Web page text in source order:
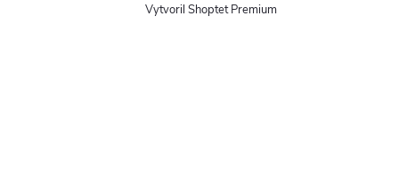
Vytvoril Shoptet Premium